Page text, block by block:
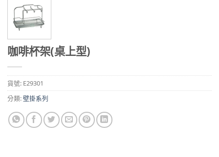
咖啡杯架(桌上型)
貨號: E29301
分類:壁掛系列